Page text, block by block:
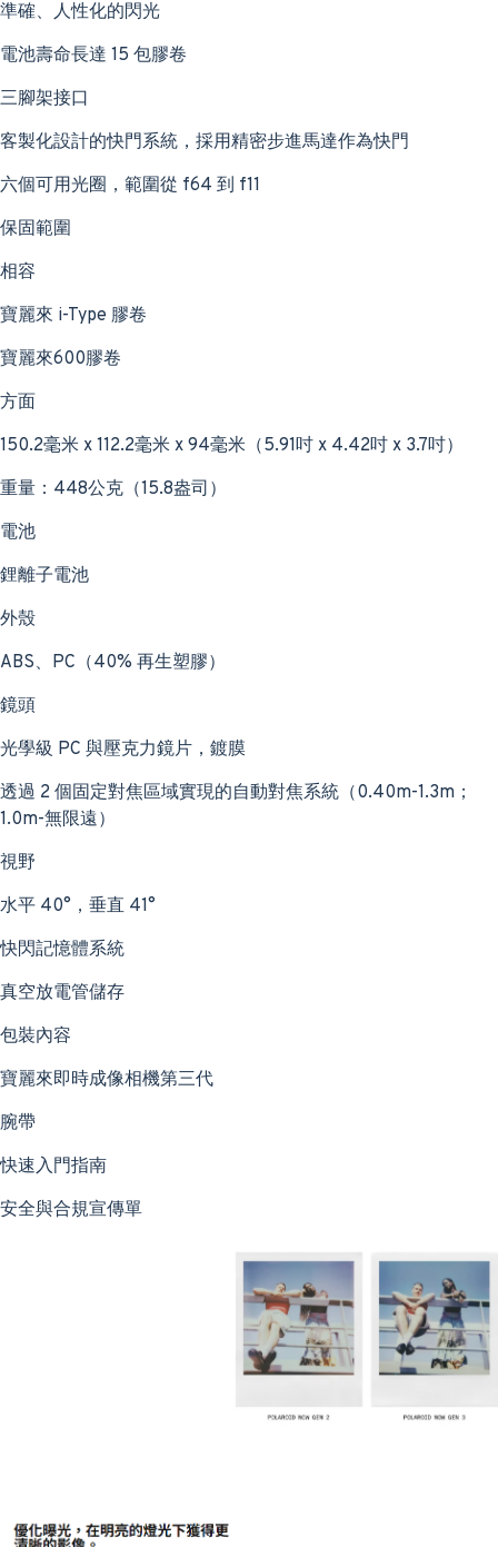
準確、人性化的閃光
電池壽命長達 15 包膠卷
三腳架接口
客製化設計的快門系統，採用精密步進馬達作為快門
六個可用光圈，範圍從 f64 到 f11
保固範圍
相容
寶麗來 i-Type 膠卷
寶麗來600膠卷
方面
150.2毫米 x 112.2毫米 x 94毫米（5.91吋 x 4.42吋 x 3.7吋）
重量：448公克（15.8盎司）
電池
鋰離子電池
外殼
ABS、PC（40% 再生塑膠）
鏡頭
光學級 PC 與壓克力鏡片，鍍膜
透過 2 個固定對焦區域實現的自動對焦系統（0.40m-1.3m；
1.0m-無限遠）
視野
水平 40°，垂直 41°
快閃記憶體系統
真空放電管儲存
包裝內容
寶麗來即時成像相機第三代
腕帶
快速入門指南
安全與合規宣傳單